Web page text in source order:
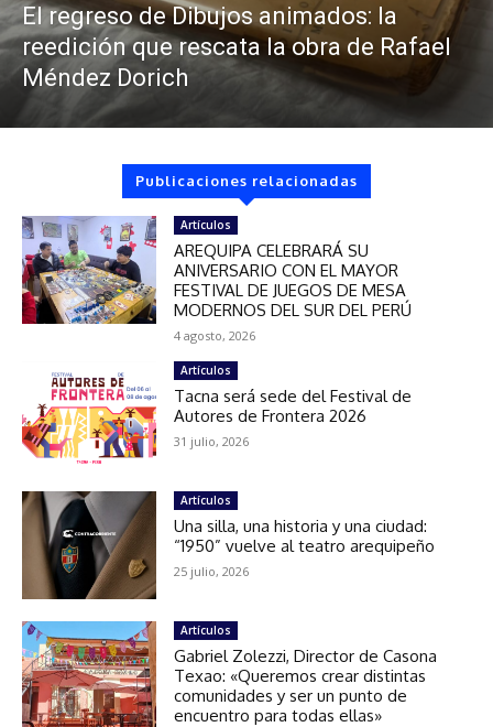
El regreso de Dibujos animados: la
reedición que rescata la obra de Rafael
Méndez Dorich
Publicaciones relacionadas
Artículos
AREQUIPA CELEBRARÁ SU
ANIVERSARIO CON EL MAYOR
FESTIVAL DE JUEGOS DE MESA
MODERNOS DEL SUR DEL PERÚ
4 agosto, 2026
Artículos
Tacna será sede del Festival de
Autores de Frontera 2026
31 julio, 2026
Artículos
Una silla, una historia y una ciudad:
“1950” vuelve al teatro arequipeño
25 julio, 2026
Artículos
Gabriel Zolezzi, Director de Casona
Texao: «Queremos crear distintas
comunidades y ser un punto de
encuentro para todas ellas»